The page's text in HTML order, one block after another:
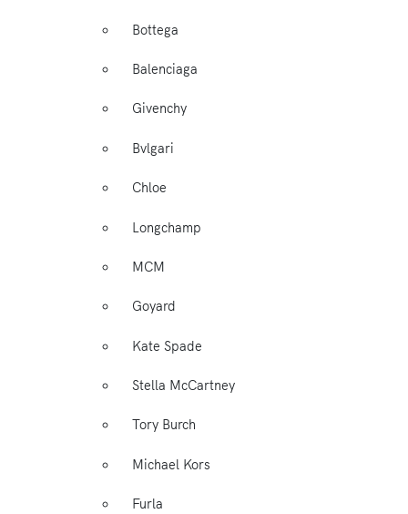
Bottega
Balenciaga
Givenchy
Bvlgari
Chloe
Longchamp
MCM
Goyard
Kate Spade
Stella McCartney
Tory Burch
Michael Kors
Furla